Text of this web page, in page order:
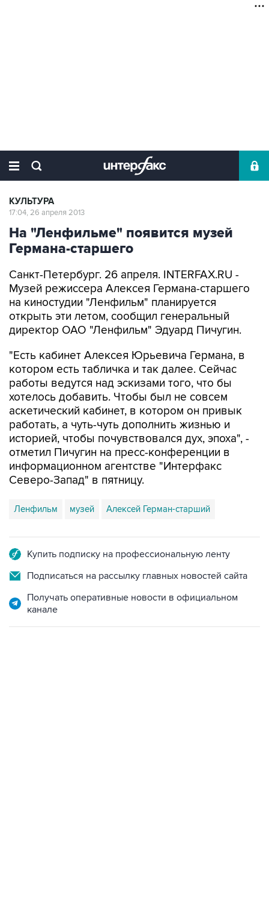
КУЛЬТУРА
17:04, 26 апреля 2013
На "Ленфильме" появится музей
Германа-старшего
Санкт-Петербург. 26 апреля. INTERFAX.RU -
Музей режиссера Алексея Германа-старшего
на киностудии "Ленфильм" планируется
открыть эти летом, сообщил генеральный
директор ОАО "Ленфильм" Эдуард Пичугин.
"Есть кабинет Алексея Юрьевича Германа, в
котором есть табличка и так далее. Сейчас
работы ведутся над эскизами того, что бы
хотелось добавить. Чтобы был не совсем
аскетический кабинет, в котором он привык
работать, а чуть-чуть дополнить жизнью и
историей, чтобы почувствовался дух, эпоха", -
отметил Пичугин на пресс-конференции в
информационном агентстве "Интерфакс
Северо-Запад" в пятницу.
Ленфильм музей Алексей Герман-старший
Купить подписку на профессиональную ленту
Подписаться на рассылку главных новостей сайта
Получать оперативные новости в официальном
канале